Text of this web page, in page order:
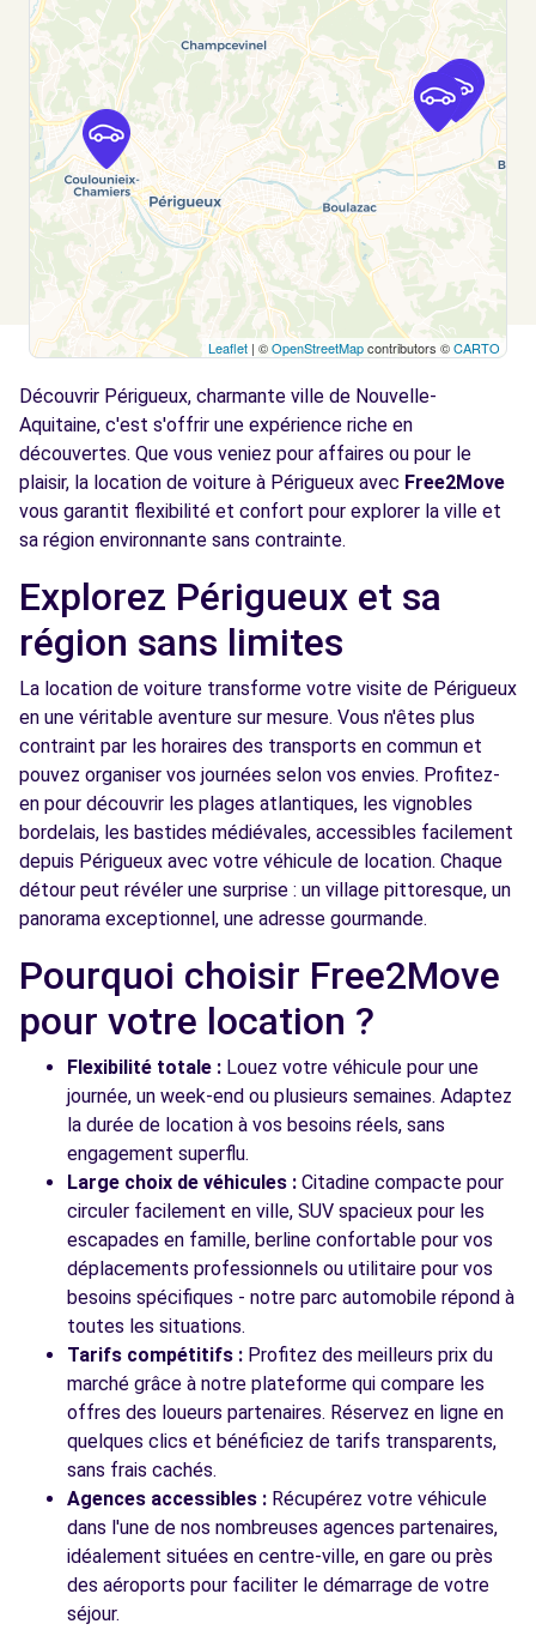
Voir l'agence
Free2move Rent - JT AUTO - CHATEAU
L'EVEQUE
6.4
ROUTE DE PERIGUEUX
CHATEAU L'EVEQUE, 24460
Voir l'agence
Leaflet | ©OpenStreetMapcontributors ©CARTO
Découvrir Périgueux, charmante ville de Nouvelle-
Aquitaine, c'est s'offrir une expérience riche en
découvertes. Que vous veniez pour affaires ou pour le
plaisir, la location de voiture à Périgueux avec Free2Move
vous garantit flexibilité et confort pour explorer la ville et
sa région environnante sans contrainte.
Explorez Périgueux et sa
région sans limites
La location de voiture transforme votre visite de Périgueux
en une véritable aventure sur mesure. Vous n'êtes plus
contraint par les horaires des transports en commun et
pouvez organiser vos journées selon vos envies. Profitez-
en pour découvrir les plages atlantiques, les vignobles
bordelais, les bastides médiévales, accessibles facilement
depuis Périgueux avec votre véhicule de location. Chaque
détour peut révéler une surprise : un village pittoresque, un
panorama exceptionnel, une adresse gourmande.
Pourquoi choisir Free2Move
pour votre location ?
Flexibilité totale : Louez votre véhicule pour une
journée, un week-end ou plusieurs semaines. Adaptez
la durée de location à vos besoins réels, sans
engagement superflu.
Large choix de véhicules : Citadine compacte pour
circuler facilement en ville, SUV spacieux pour les
escapades en famille, berline confortable pour vos
déplacements professionnels ou utilitaire pour vos
besoins spécifiques - notre parc automobile répond à
toutes les situations.
Tarifs compétitifs : Profitez des meilleurs prix du
marché grâce à notre plateforme qui compare les
offres des loueurs partenaires. Réservez en ligne en
quelques clics et bénéficiez de tarifs transparents,
sans frais cachés.
Agences accessibles : Récupérez votre véhicule
dans l'une de nos nombreuses agences partenaires,
idéalement situées en centre-ville, en gare ou près
des aéroports pour faciliter le démarrage de votre
séjour.